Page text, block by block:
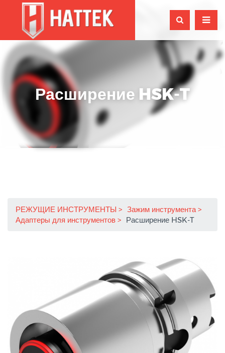
Расширение HSK-T
РЕЖУЩИЕ ИНСТРУМЕНТЫ
Зажим инструмента
Адаптеры для инструментов
Расширение HSK-T